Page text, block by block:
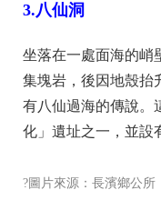
3.八仙洞
坐落在一處面海的峭
集塊岩，後因地殼抬
有八仙過海的傳說。
化」遺址之一，並設
?圖片來源：長濱鄉公所